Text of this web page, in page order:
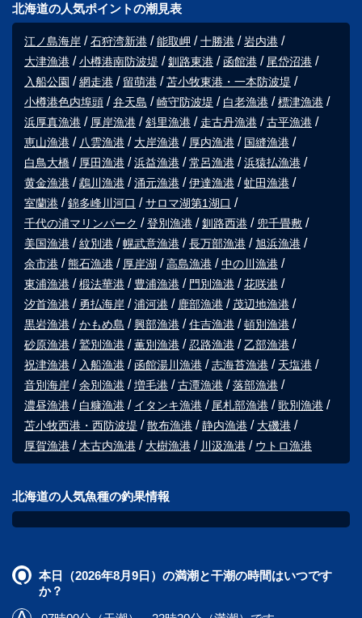
北海道の人気ポイントの潮見表
江ノ島海岸 石狩湾新港 能取岬 十勝港
岩内港
大津漁港
小樽港南防波堤 釧路東港 函館港
尾岱沼港
入船公園
網走港 留萌港
苫小牧東港・一本防波堤
小樽港色内埠頭
弁天島 崎守防波堤 白老漁港
標津漁港
浜厚真漁港
厚岸漁港 斜里漁港 走古丹漁港
古平漁港
恵山漁港
八雲漁港 大岸漁港 厚内漁港
国縫漁港
白鳥大橋
厚田漁港 浜益漁港 常呂漁港
浜猿払漁港
黄金漁港
鵡川漁港 涌元漁港 伊達漁港
虻田漁港
室蘭港
錦多峰川河口
サロマ湖第1湖口
千代の浦マリンパーク
登別漁港 釧路西港
兜千畳敷
美国漁港
紋別港 幌武意漁港 長万部漁港
旭浜漁港
余市港
熊石漁港 厚岸湖 高島漁港
中の川漁港
東浦漁港
椴法華港 豊浦漁港 門別漁港
花咲港
汐首漁港
勇払海岸 浦河港 鹿部漁港
茂辺地漁港
黒岩漁港
かもめ島 興部漁港 住吉漁港
頓別漁港
砂原漁港
鷲別漁港 薫別漁港 忍路漁港
乙部漁港
祝津漁港
入船漁港 函館湯川漁港 志海苔漁港
天塩港
音別海岸
余別漁港 増毛港 古潭漁港
落部漁港
濃昼漁港
白糠漁港 イタンキ漁港 尾札部漁港
歌別漁港
苫小牧西港・西防波堤
散布漁港 静内漁港
大磯港
厚賀漁港
木古内漁港 大樹漁港 川汲漁港 ウトロ漁港
北海道の人気魚種の釣果情報
本日（2026年8月9日）の満潮と干潮の時間はいつです
か？